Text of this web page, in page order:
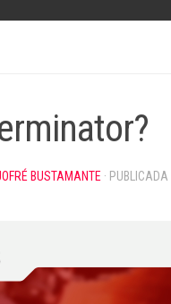
BUSTAMANTE · PUBLICADA